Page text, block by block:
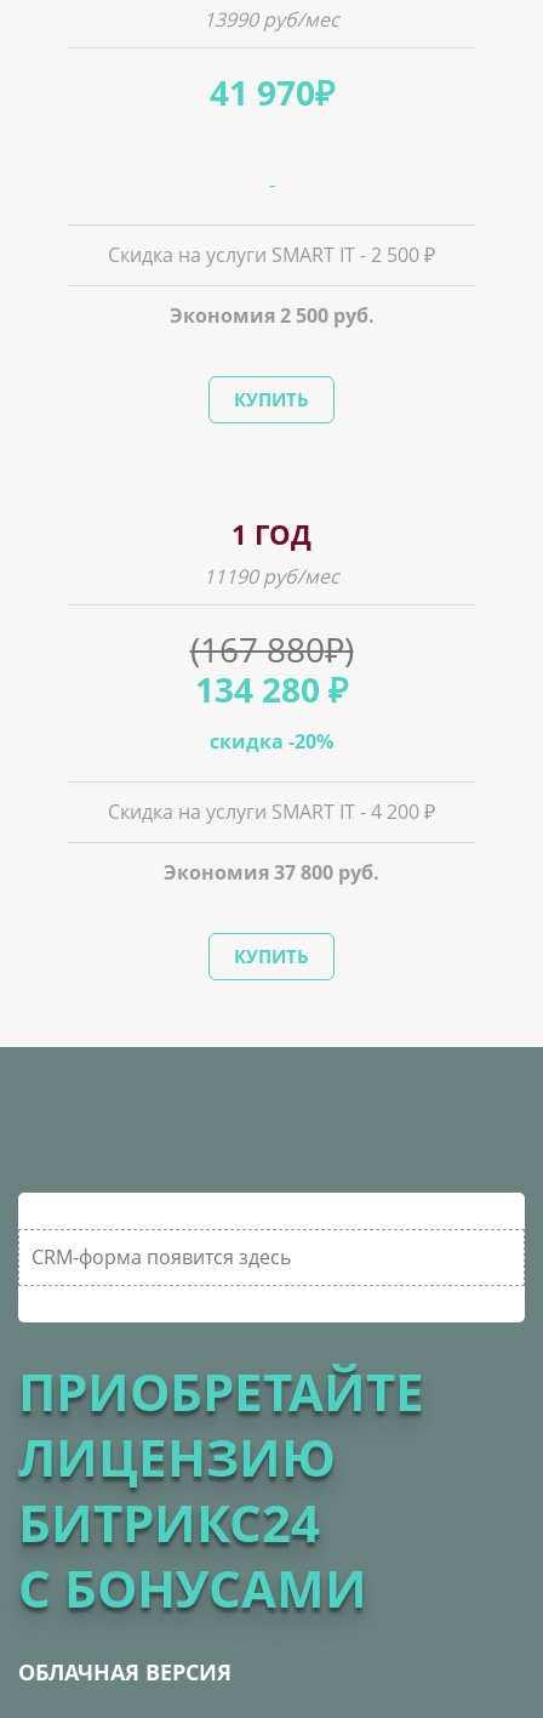
13990 руб/мес
41 970₽
-
Скидка на услуги SMART IT - 2 500 ₽
Экономия 2 500 руб.
КУПИТЬ
1 ГОД
11190 руб/мес
(167 880₽)
134 280 ₽
скидка -20%
Скидка на услуги SMART IT - 4 200 ₽
Экономия 37 800 руб.
КУПИТЬ
CRM-форма появится здесь
ПРИОБРЕТАЙТЕ
ЛИЦЕНЗИЮ
БИТРИКС24
С БОНУСАМИ
ОБЛАЧНАЯ ВЕРСИЯ